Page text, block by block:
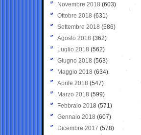
Novembre 2018 (603)
Ottobre 2018 (631)
Settembre 2018 (586)
Agosto 2018 (362)
Luglio 2018 (562)
Giugno 2018 (563)
Maggio 2018 (634)
Aprile 2018 (547)
Marzo 2018 (599)
Febbraio 2018 (571)
Gennaio 2018 (607)
Dicembre 2017 (578)